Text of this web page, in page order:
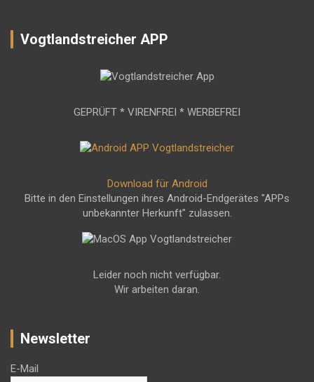
Vogtlandstreicher APP
GEPRÜFT * VIRENFREI * WERBEFREI
Download für Android
Bitte in den Einstellungen ihres Android-Endgerätes "APPs
unbekannter Herkunft" zulassen.
Leider noch nicht verfügbar.
Wir arbeiten daran.
Newsletter
E-Mail